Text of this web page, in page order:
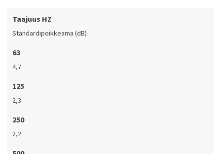
Taajuus HZ
Standardipoikkeama (dB)
63
4,7
125
2,3
250
2,2